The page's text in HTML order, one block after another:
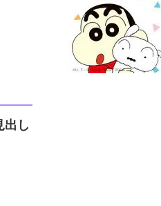
出し